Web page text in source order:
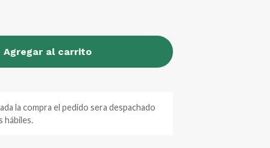
Agregar al carrito
la compra el pedido sera despachado
hábiles.